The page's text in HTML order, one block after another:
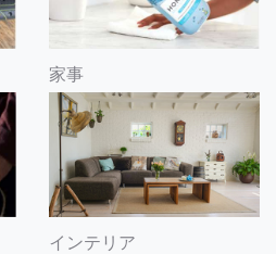
家事
インテリア